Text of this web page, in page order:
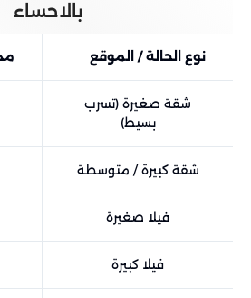
بالاحساء
نوع الحالة / الموقع
شقة صغيرة (تسرب
بسيط)
شقة كبيرة / متوسطة
فيلا صغيرة
فيلا كبيرة